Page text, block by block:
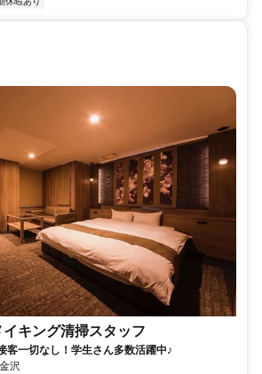
キング清掃スタッフ
客一切なし！学生さん多数活躍中♪
沢